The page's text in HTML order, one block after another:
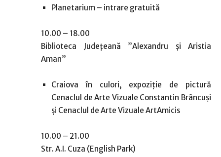
Planetarium – intrare gratuită
10.00 – 18.00
Biblioteca Județeană ”Alexandru și Aristia
Aman”
Craiova în culori, expoziție de pictură
Cenaclul de Arte Vizuale Constantin Brâncuși
și Cenaclul de Arte Vizuale ArtAmicis
10.00 – 21.00
Str. A.I. Cuza (English Park)